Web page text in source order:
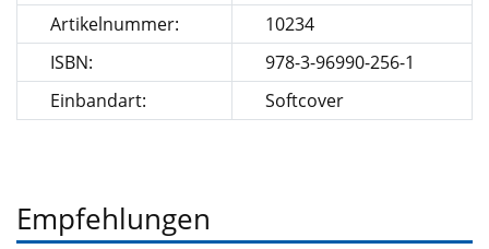
Artikelnummer:
10234
ISBN:
978-3-96990-256-1
Einbandart:
Softcover
Empfehlungen